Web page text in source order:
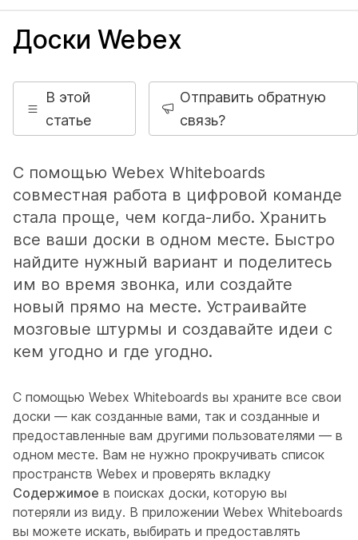
Доски Webex
В этой
статье
Отправить обратную
связь?
С помощью Webex Whiteboards
совместная работа в цифровой команде
стала проще, чем когда-либо. Хранить
все ваши доски в одном месте. Быстро
найдите нужный вариант и поделитесь
им во время звонка, или создайте
новый прямо на месте. Устраивайте
мозговые штурмы и создавайте идеи с
кем угодно и где угодно.
С помощью Webex Whiteboards вы храните все свои
доски — как созданные вами, так и созданные и
предоставленные вам другими пользователями — в
одном месте. Вам не нужно прокручивать список
пространств Webex и проверять вкладку
Содержимое в поисках доски, которую вы
потеряли из виду. В приложении Webex Whiteboards
вы можете искать, выбирать и предоставлять